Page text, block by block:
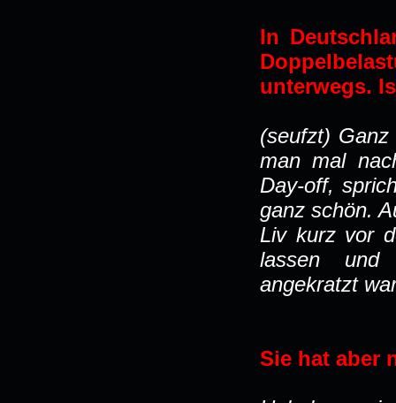
In
unterwegs.
(seufzt)
man mal
Day-off,
ganz schön.
Liv kurz vor
lassen und
angekratzt
Sie hat aber